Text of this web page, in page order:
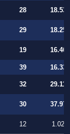
28
18.531
29
18.252
19 16.409
39
16.331
32
29.112
30
37.973
12
1.025